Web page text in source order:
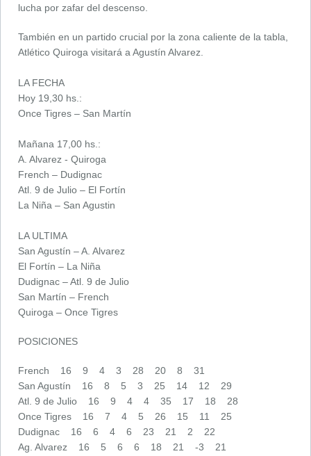
lucha por zafar del descenso.
También en un partido crucial por la zona caliente de la tabla,
Atlético Quiroga visitará a Agustín Alvarez.
LA FECHA
Hoy 19,30 hs.:
Once Tigres – San Martín
Mañana 17,00 hs.:
A. Alvarez - Quiroga
French – Dudignac
Atl. 9 de Julio – El Fortín
La Niña – San Agustin
LA ULTIMA
San Agustín – A. Alvarez
El Fortín – La Niña
Dudignac – Atl. 9 de Julio
San Martín – French
Quiroga – Once Tigres
POSICIONES
French 16 9 4 3 28 20 8 31
San Agustín 16 8 5 3 25 14 12 29
Atl. 9 de Julio 16 9 4 4 35 17 18 28
Once Tigres 16 7 4 5 26 15 11 25
Dudignac 16 6 4 6 23 21 2 22
Ag. Alvarez 16 5 6 6 18 21 -3 21